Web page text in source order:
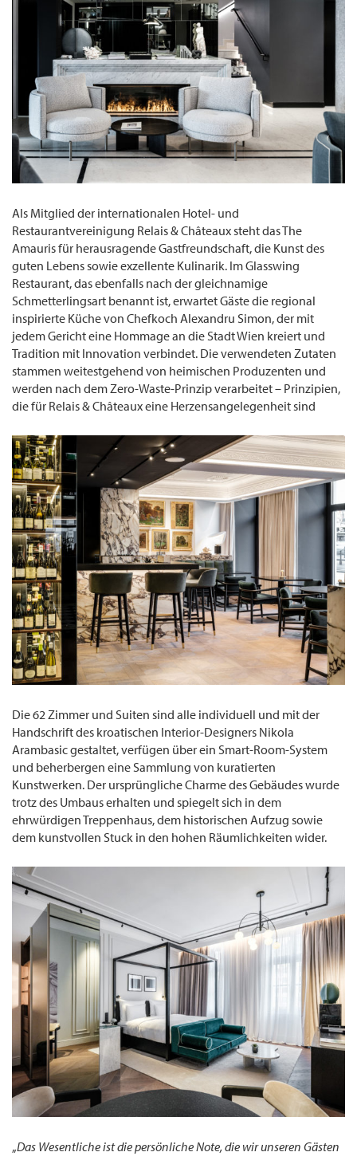
Als Mitglied der internationalen Hotel- und
Restaurantvereinigung Relais & Châteaux steht das The
Amauris für herausragende Gastfreundschaft, die Kunst des
guten Lebens sowie exzellente Kulinarik. Im Glasswing
Restaurant, das ebenfalls nach der gleichnamige
Schmetterlingsart benannt ist, erwartet Gäste die regional
inspirierte Küche von Chefkoch Alexandru Simon, der mit
jedem Gericht eine Hommage an die Stadt Wien kreiert und
Tradition mit Innovation verbindet. Die verwendeten Zutaten
stammen weitestgehend von heimischen Produzenten und
werden nach dem Zero-Waste-Prinzip verarbeitet – Prinzipien,
die für Relais & Châteaux eine Herzensangelegenheit sind
Die 62 Zimmer und Suiten sind alle individuell und mit der
Handschrift des kroatischen Interior-Designers Nikola
Arambasic gestaltet, verfügen über ein Smart-Room-System
und beherbergen eine Sammlung von kuratierten
Kunstwerken. Der ursprüngliche Charme des Gebäudes wurde
trotz des Umbaus erhalten und spiegelt sich in dem
ehrwürdigen Treppenhaus, dem historischen Aufzug sowie
dem kunstvollen Stuck in den hohen Räumlichkeiten wider.
„Das Wesentliche ist die persönliche Note, die wir unseren Gästen